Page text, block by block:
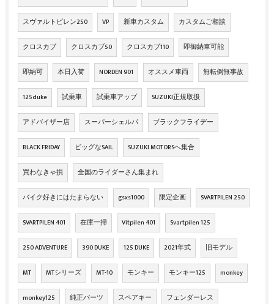
スヴァルトピレン250 VP 新車カスタム カスタムご相談
クロスカブ クロスカブ50 クロスカブ110 即御納車可能
即納可 本日入荷 NORDEN 901 オススメ車両 無転倒無事故
125duke 試乗車 試乗車アップ SUZUKI正規取扱
アドバイザー店 スーパーシェルパ ブラックフライデー
BLACK FRIDAY ビッグなSAIL SUZUKI MOTORSへ集合
買わなきゃ損 全国のライダーさん集まれ
バイク好きにはたまらない gsxs1000 限定企画 SVARTPILEN 250
SVARTPILEN 401 在庫一掃 Vitpilen 401 Svartpilen 125
250 ADVENTURE 390 DUKE 125 DUKE 2021年式 旧モデル
MT MTシリーズ MT-10 モンキー モンキー125 monkey
monkey125 純正パーツ スペアキー フェンダーレス